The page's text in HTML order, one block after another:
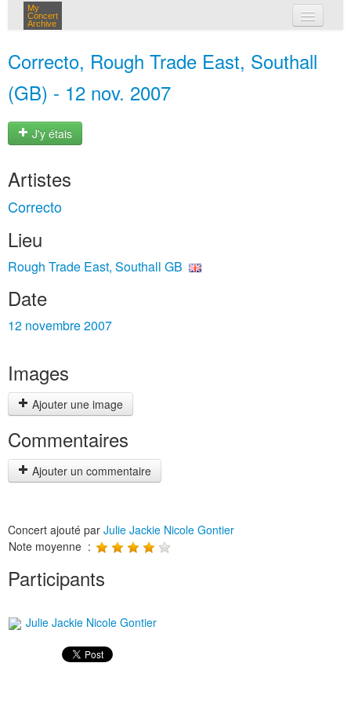
My
Concert
Archive
Correcto, Rough Trade East, Southall
(GB) - 12 nov. 2007
J'y étais
Artistes
Correcto
Lieu
Rough Trade East, Southall GB
Date
12 novembre 2007
Images
Ajouter une image
Commentaires
Ajouter un commentaire
Concert ajouté par Julie Jackie Nicole Gontier
Note moyenne :
Participants
Julie Jackie Nicole Gontier